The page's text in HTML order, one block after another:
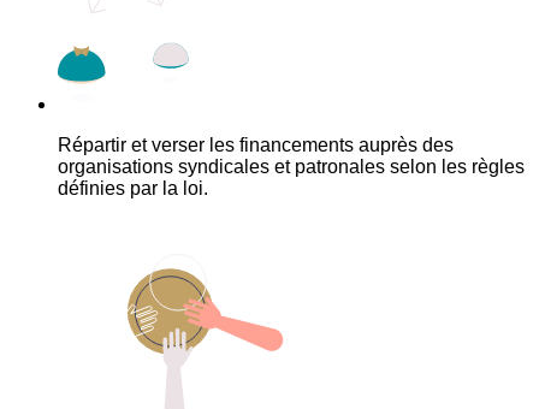
Répartir et verser les financements auprès des
organisations syndicales et patronales selon les règles
définies par la loi.